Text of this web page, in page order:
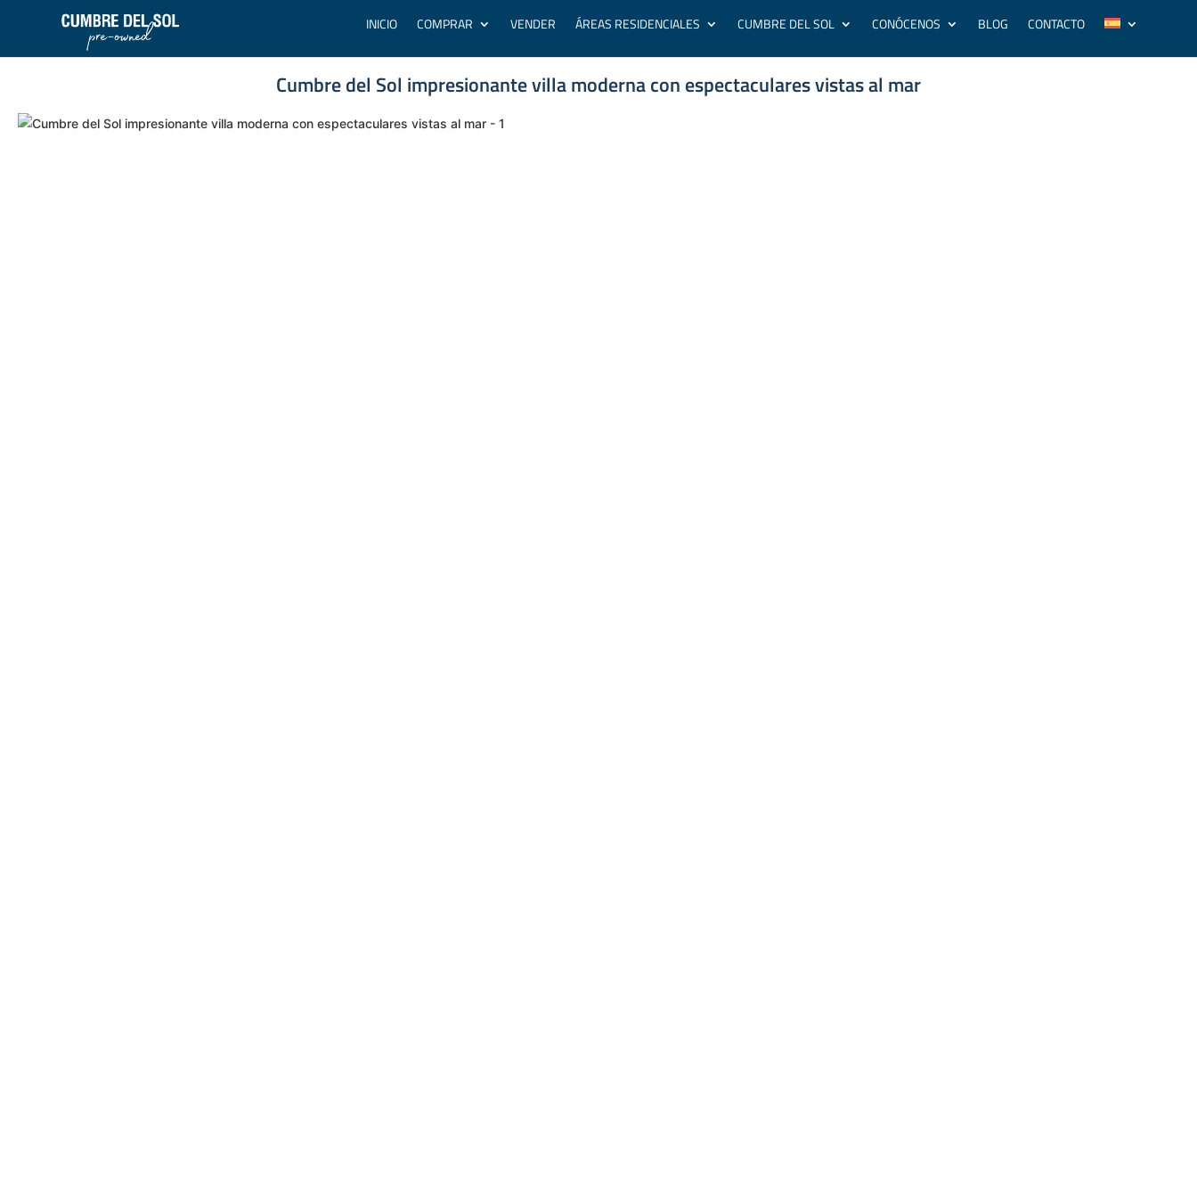
INICIO COMPRAR VENDER ÁREAS RESIDENCIALES CUMBRE DEL SOL CONÓCENOS BLOG CONTACTO
Cumbre del Sol impresionante villa moderna con espectaculares vistas al mar